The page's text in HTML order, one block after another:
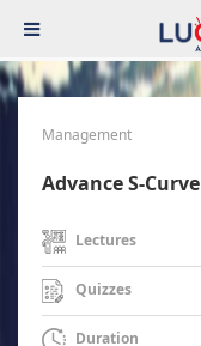
Management
Advance S-
Lectures
Quizzes
Duration